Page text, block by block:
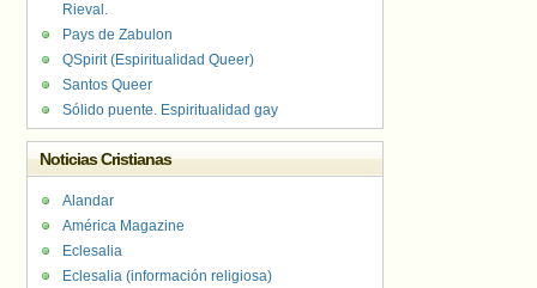
Rieval.
Pays de Zabulon
QSpirit (Espiritualidad Queer)
Santos Queer
Sólido puente. Espiritualidad gay
Noticias Cristianas
Alandar
América Magazine
Eclesalia
Eclesalia (información religiosa)